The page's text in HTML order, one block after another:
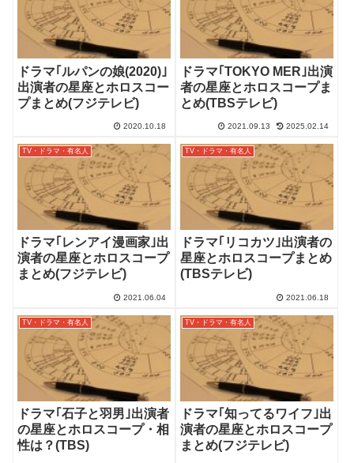
ドラマ｢ルパンの娘(2020)｣
出演者の星座とホロスコー
プまとめ(フジテレビ)
2020.10.18
ドラマ｢TOKYO MER｣出演
者の星座とホロスコープま
とめ(TBSテレビ)
2021.09.13 2025.02.14
TV・ドラマ・有名人
ドラマ｢レンアイ漫画家｣出
演者の星座とホロスコープ
まとめ(フジテレビ)
2021.06.04
TV・ドラマ・有名人
ドラマ｢リコカツ｣出演者の
星座とホロスコープまとめ
(TBSテレビ)
2021.06.18
TV・ドラマ・有名人
ドラマ｢石子と羽男｣出演者
の星座とホロスコープ・相
性は？(TBS)
TV・ドラマ・有名人
ドラマ｢知ってるワイフ｣出
演者の星座とホロスコープ
まとめ(フジテレビ)